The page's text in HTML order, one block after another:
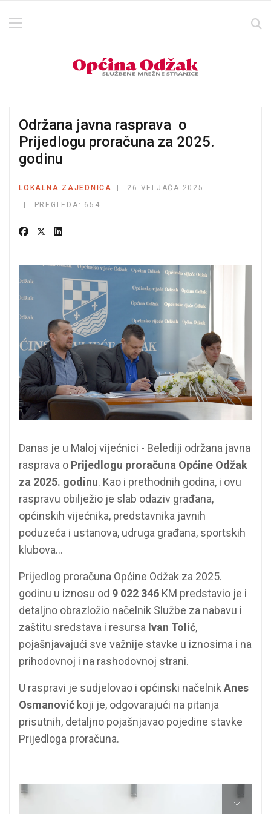
Održana javna rasprava o
Prijedlogu proračuna za 2025.
godinu
LOKALNA ZAJEDNICA
26 VELJAČA 2025
PREGLEDA: 654
Danas je u Maloj vijećnici - Belediji održana javna
rasprava o Prijedlogu proračuna Općine Odžak
za 2025. godinu. Kao i prethodnih godina, i ovu
raspravu obilježio je slab odaziv građana,
općinskih vijećnika, predstavnika javnih
poduzeća i ustanova, udruga građana, sportskih
klubova...
Prijedlog proračuna Općine Odžak za 2025.
godinu u iznosu od 9 022 346 KM predstavio je i
detaljno obrazložio načelnik Službe za nabavu i
zaštitu sredstava i resursa Ivan Tolić,
pojašnjavajući sve važnije stavke u iznosima i na
prihodovnoj i na rashodovnoj strani.
U raspravi je sudjelovao i općinski načelnikAnes
Osmanović koji je, odgovarajući na pitanja
prisutnih, detaljno pojašnjavao pojedine stavke
Prijedloga proračuna.